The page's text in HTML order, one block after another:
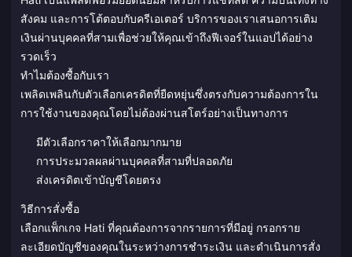
สังคม และการโต้ตอบกับครีเอเตอร์ บริการของเราเสนอการเติม
เงินผ่านบุคคลที่สามเพื่อช่วยให้คุณเข้าถึงฟีเจอร์ในแอปได้อย่าง
รวดเร็ว
ทำไมต้องซื้อกับเรา
เพลิดเพลินกับตัวเลือกเครดิตที่ยืดหยุ่นซึ่งตรงกับความต้องการใน
การใช้งานของคุณโดยไม่ต้องผ่านสโตร์อย่างเป็นทางการ
มีตัวเลือกราคาให้เลือกมากมาย
การประมวลผลผ่านบุคคลที่สามที่ปลอดภัย
ส่งเครดิตเข้าบัญชีโดยตรง
วิธีการสั่งซื้อ
เลือกแพ็กเกจ Hati ที่คุณต้องการจากรายการที่มีอยู่ กรอกราย
ละเอียดบัญชีของคุณในระหว่างการชำระเงิน และดำเนินการสั่ง